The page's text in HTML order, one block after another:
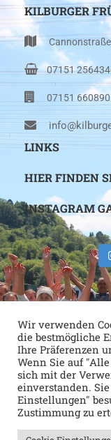
KILBURGER
07151
07151 660890
LINKS
HIER FINDEN
INSTAGRAM
Wir verwenden
die bestmögliche
Ihre Präferenzen
Wenn Sie auf
sich mit der
einverstanden.
Einstellungen"
Zustimmung zu